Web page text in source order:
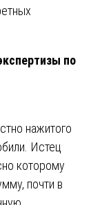
по
нажитого
Истец
которому
почти в